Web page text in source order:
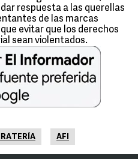
respuesta a las querellas
de las marcas
evitar que los derechos
sean violentados.
AFI